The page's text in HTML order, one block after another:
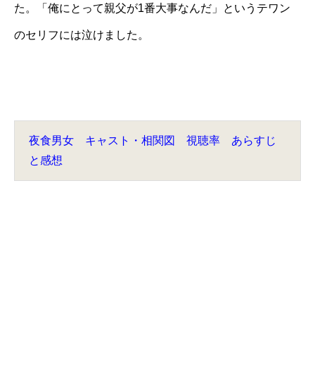
た。「俺にとって親父が1番大事なんだ」というテワン
のセリフには泣けました。
夜食男女 キャスト・相関図 視聴率 あらすじ
と感想